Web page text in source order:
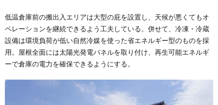
低温倉庫前の搬出入エリアは大型の庇を設置し、天候が悪くてもオ
ペレーションを継続できるよう工夫している。併せて、冷凍・冷蔵
設備は環境負荷が低い自然冷媒を使った省エネルギー型のものを採
用。屋根全面には太陽光発電パネルを取り付け、再生可能エネルギ
ーで倉庫の電力を確保できるようにする。